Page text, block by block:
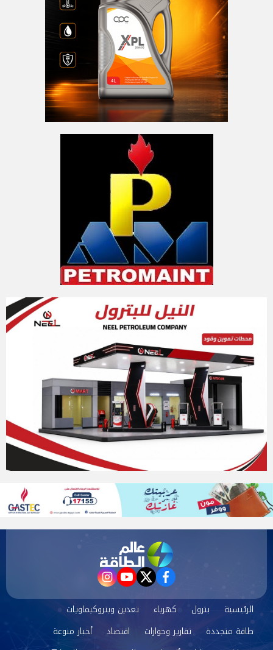
facebook
twitter
youtube
instagram
الرئيسية بترول كهرباء
تعدين وبتروكيماويات
طاقة متجددة
تقارير وحوارات اقتصاد
أخبار منوعة